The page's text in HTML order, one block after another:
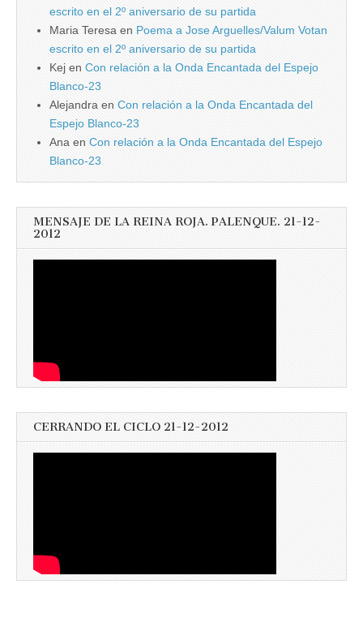
escrito en el 2º aniversario de su partida
Maria Teresa en Poema a Jose Arguelles/Valum Votan
escrito en el 2º aniversario de su partida
Kej en Con relación a la Onda Encantada del Espejo
Blanco-23
Alejandra en Con relación a la Onda Encantada del
Espejo Blanco-23
Ana en Con relación a la Onda Encantada del Espejo
Blanco-23
MENSAJE DE LA REINA ROJA. PALENQUE. 21-12-
2012
CERRANDO EL CICLO 21-12-2012